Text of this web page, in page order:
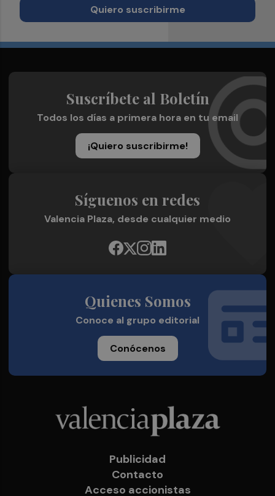
Quiero suscribirme
Suscríbete al Boletín
Todos los días a primera hora en tu email
¡Quiero suscribirme!
Síguenos en redes
Valencia Plaza, desde cualquier medio
Quienes Somos
Conoce al grupo editorial
Conócenos
Publicidad
Contacto
Acceso accionistas